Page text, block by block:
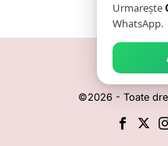
©2026 - Toate
Urmarește
WhatsApp.